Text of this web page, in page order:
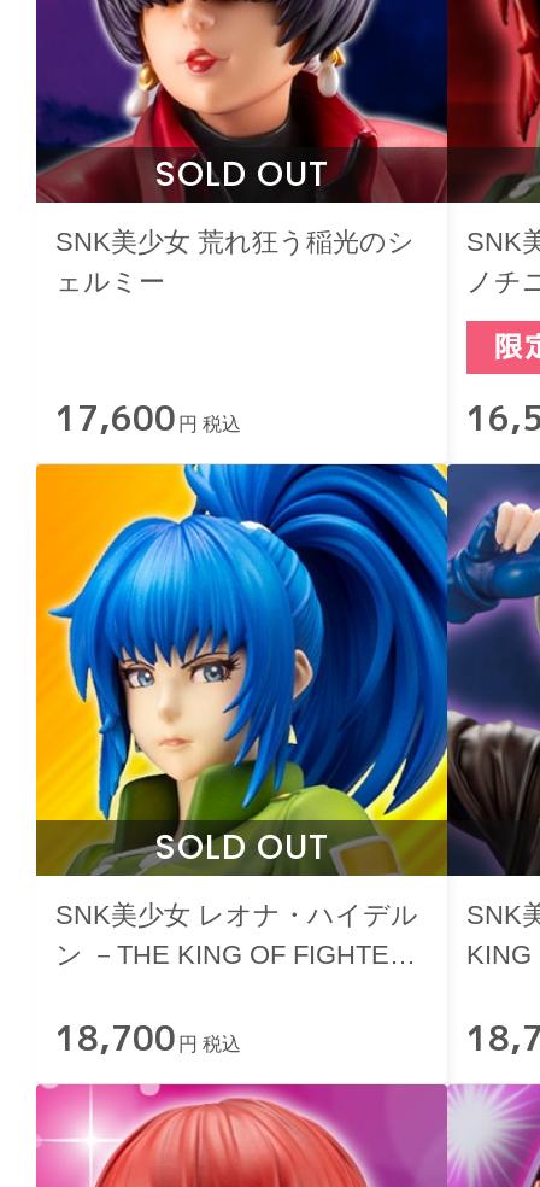
SOLD OUT
SNK美少女 荒れ狂う稲光のシ
ェルミー
17,600 円 税込
SNK
ノチ
SOLD OUT
SNK美少女 レオナ・ハイデル
ン －THE KING OF FIGHTERS
18,700 円 税込
SNK
KING